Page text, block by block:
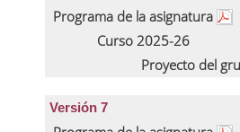
Programa de la asignatura
Curso 2025-26
Proyecto del
Versión 7